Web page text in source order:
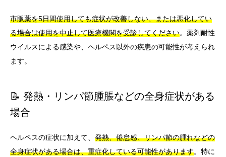
市販薬を5日間使用しても症状が改善しない、または悪化してい
る場合は使用を中止して医療機関を受診してください。薬剤耐性
ウイルスによる感染や、ヘルペス以外の疾患の可能性が考えられ
ます。
📝 発熱・リンパ節腫脹などの全身症状がある
場合
ヘルペスの症状に加えて、 発熱、倦怠感、リンパ節の腫れなどの
全身症状がある場合は、重症化している可能性があります。特に